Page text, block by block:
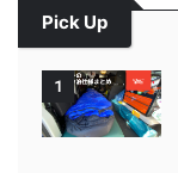
Pick Up
1